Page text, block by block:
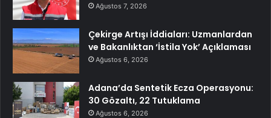
Ağustos 7, 2026
Çekirge Artışı İddiaları: Uzmanlardan
ve Bakanlıktan ‘İstila Yok’ Açıklaması
Ağustos 6, 2026
Adana’da Sentetik Ecza Operasyonu:
30 Gözaltı, 22 Tutuklama
Ağustos 6, 2026